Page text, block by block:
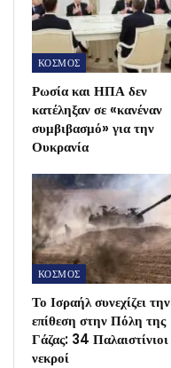
ΚΟΣΜΟΣ
Ρωσία και ΗΠΑ δεν
κατέληξαν σε «κανέναν
συμβιβασμό» για την
Ουκρανία
ΚΟΣΜΟΣ
Το Ισραήλ συνεχίζει την
επίθεση στην Πόλη της
Γάζας: 34 Παλαιστίνιοι
νεκροί